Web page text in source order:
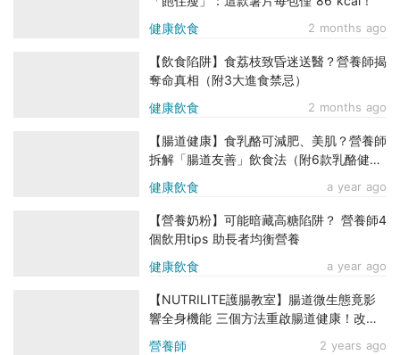
健康飲食 2 months ago
健康飲食 2 months ago
【飲食陷阱】食荔枝致昏迷送醫？營養師揭
奪命真相（附3大進食禁忌）
健康飲食 a year ago
【腸道健康】食乳酪可減肥、美肌？營養師
拆解「腸道友善」飲食法（附6款乳酪健康
食譜）
健康飲食 a year ago
【營養奶粉】可能暗藏高糖陷阱？ 營養師4
個飲用tips 助長者均衡營養
營養師 2 years ago
【NUTRILITE護腸教室】腸道微生態竟影
響全身機能 三個方法重啟腸道健康！改善
消化、腦部、代謝健康